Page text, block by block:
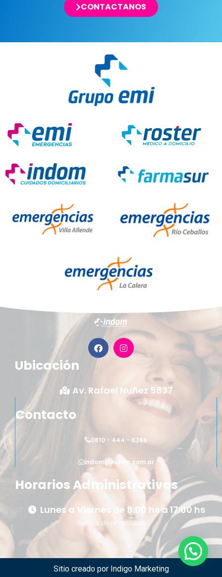
CONTACTANOS
Ubicación
Av. Rafael Nuñez 5837
Contacto
0810 - 444 - 6366
indom@indom.com.ar
Horarios Administrativos
Lunes a Viernes de 8:00 hs a 17:00 hs
Política de privacidad
Sitio creado por Indigo Marketing